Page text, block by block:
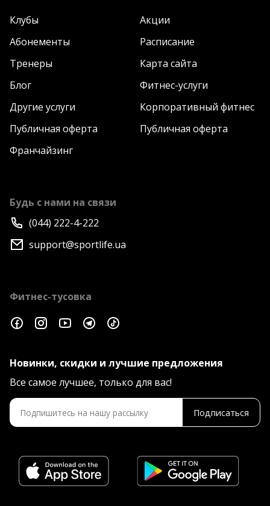
Клубы
Акции
Абонементы
Расписание
Тренеры
Карта сайта
Блог
Фитнес-услуги
Другие услуги
Корпоративный фитнес
Публичная оферта
Публичная оферта
Франчайзинг
Будь с нами на связи
(044) 222-4-222
support@sportlife.ua
Фитнес-тусовка
Новинки, скидки и лучшие предложения
Все самое лучшее, только для вас!
Подписаться